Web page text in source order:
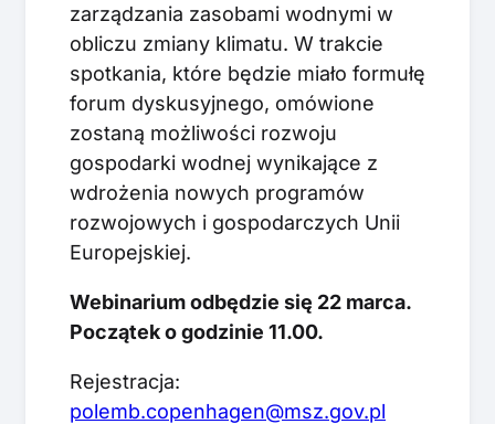
zarządzania zasobami wodnymi w
obliczu zmiany klimatu. W trakcie
spotkania, które będzie miało formułę
forum dyskusyjnego, omówione
zostaną możliwości rozwoju
gospodarki wodnej wynikające z
wdrożenia nowych programów
rozwojowych i gospodarczych Unii
Europejskiej.
Webinarium odbędzie się 22 marca.
Początek o godzinie 11.00.
Rejestracja:
polemb.copenhagen@msz.gov.pl